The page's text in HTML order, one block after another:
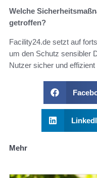
Welche
getroffen?
Facility24.de setzt auf
um den Schutz sensibler
Nutzer sicher und
Mehr